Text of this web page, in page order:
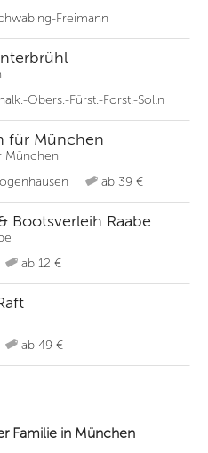
Freimann
Obers.-Fürst.-Forst.-Solln
für München
München
ab 39 €
Bootsverleih Raabe
ab 12 €
ab 49 €
Familie in München